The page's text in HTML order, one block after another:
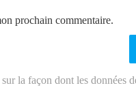
prochain commentaire.
la façon dont les données